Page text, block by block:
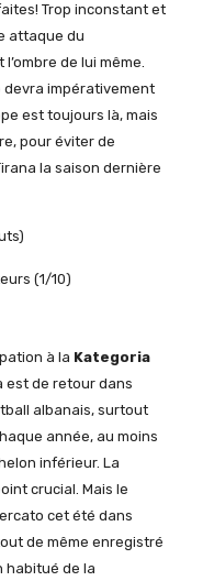
Trop inconstant et
attaque du
de lui même.
devra impérativement
est toujours là, mais
pour éviter de
la saison dernière
(1/10)
à la Kategoria
est de retour dans
albanais, surtout
année, au moins
inférieur. La
crucial. Mais le
cet été dans
de même enregistré
habitué de la